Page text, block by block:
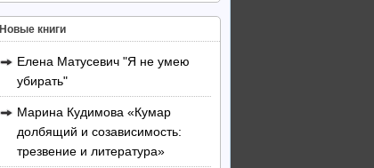
Новые книги
Елена Матусевич "Я не умею
убирать"
Марина Кудимова «Кумар
долбящий и созависимость:
трезвение и литература»